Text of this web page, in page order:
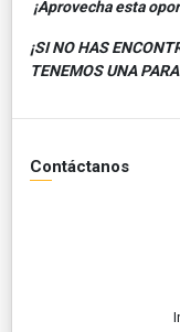
¡Aprovecha esta
¡SI NO HAS
TENEMOS UNA
Contáctanos